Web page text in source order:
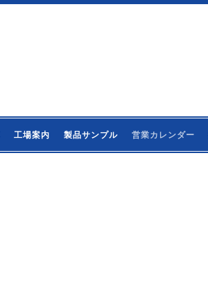
工場案内 製品サンプル 営業カレンダー